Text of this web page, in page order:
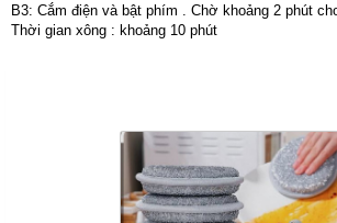
B3: Cắm điện và bật phím . Chờ khoảng 2 phút
Thời gian xông : khoảng 10 phút